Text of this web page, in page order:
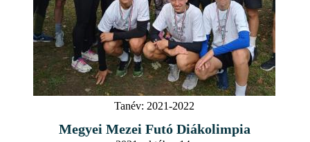
Tanév: 2021-2022
Megyei Mezei Futó Diákolimpia